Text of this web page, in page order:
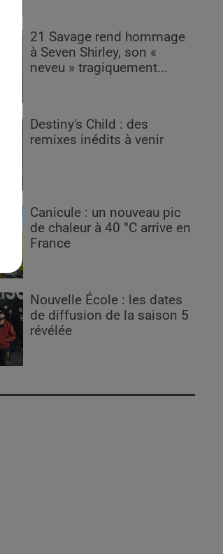
21 Savage rend hommage
à Seven Shirley, son «
neveu » tragiquement...
Destiny's Child : des
remixes inédits à venir
Canicule : un nouveau pic
de chaleur à 40 °C arrive en
France
Nouvelle École : les dates
de diffusion de la saison 5
révélée